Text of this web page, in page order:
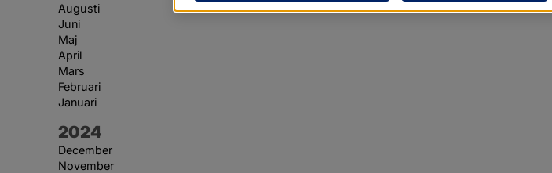
Augusti
Juni
Maj
April
Mars
Februari
Januari
År:
2024
December
November